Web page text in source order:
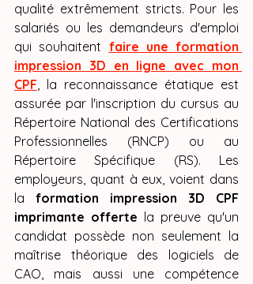
qualité extrêmement stricts. Pour les
salariés ou les demandeurs d'emploi
qui souhaitent faire une formation
impression 3D en ligne avec mon
CPF, la reconnaissance étatique est
assurée par l'inscription du cursus au
Répertoire National des Certifications
Professionnelles (RNCP) ou au
Répertoire Spécifique (RS). Les
employeurs, quant à eux, voient dans
la formation impression 3D CPF
imprimante offerte la preuve qu'un
candidat possède non seulement la
maîtrise théorique des logiciels de
CAO, mais aussi une compétence